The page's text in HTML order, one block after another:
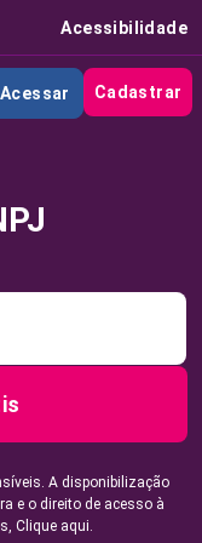
Acessibilidade
Acessar Cadastrar
A disponibilização
e o direito de acesso à
Clique aqui.